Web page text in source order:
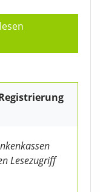
Lesezugriff